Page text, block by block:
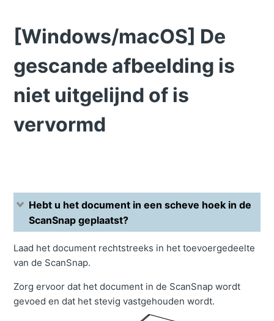
[Windows/macOS] De
gescande afbeelding is
niet uitgelijnd of is
vervormd
Hebt u het document in een scheve hoek in de
ScanSnap geplaatst?
Laad het document rechtstreeks in het toevoergedeelte
van de ScanSnap.
Zorg ervoor dat het document in de ScanSnap wordt
gevoed en dat het stevig vastgehouden wordt.